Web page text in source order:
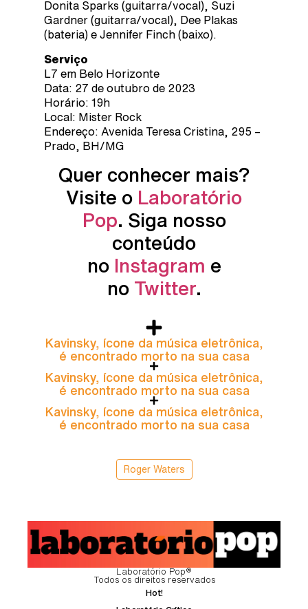
Donita Sparks (guitarra/vocal), Suzi
Gardner (guitarra/vocal), Dee Plakas
(bateria) e Jennifer Finch (baixo).
Serviço
L7 em Belo Horizonte
Data: 27 de outubro de 2023
Horário: 19h
Local: Mister Rock
Endereço: Avenida Teresa Cristina, 295 –
Prado, BH/MG
Quer conhecer mais?
Visite o Laboratório
Pop. Siga nosso
conteúdo
no Instagram e
no Twitter.
Kavinsky, ícone da música eletrônica,
é encontrado morto na sua casa
Kavinsky, ícone da música eletrônica,
é encontrado morto na sua casa
Kavinsky, ícone da música eletrônica,
é encontrado morto na sua casa
Roger Waters
Laboratório Pop®
Todos os direitos reservados
Hot!